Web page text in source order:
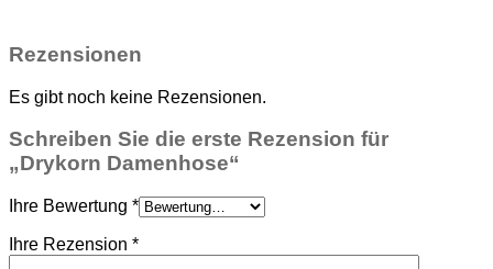
Rezensionen
Es gibt noch keine Rezensionen.
Schreiben Sie die erste Rezension für
„Drykorn Damenhose“
Ihre Bewertung *
Ihre Rezension *